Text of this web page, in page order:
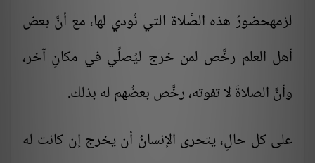
لزمهحضورُ هذه الصَّلاة التي نُودي لها، مع أنَّ بعض
أهل العلم رخَّص لمن خرج ليُصلِّي في مكانٍ آخر،
وأنَّ الصلاةَ لا تفوته، رخَّص بعضُهم له بذلك.
على كل حالٍ، يتحرى الإنسانُ أن يخرج إن كانت له